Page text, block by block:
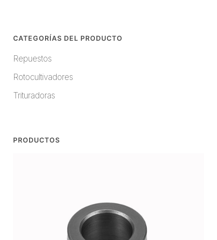
CATEGORÍAS DEL PRODUCTO
Repuestos
Rotocultivadores
Trituradoras
PRODUCTOS